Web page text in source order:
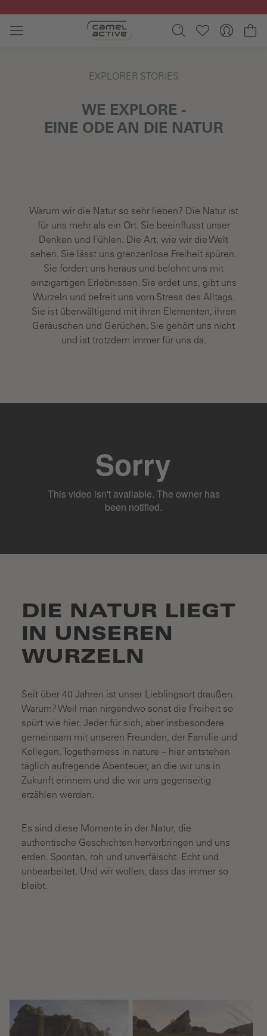
Zum Hauptinhalt springen
EXPLORER STORIES
WE EXPLORE -
EINE ODE AN DIE NATUR
Warum wir die Natur so sehr lieben? Die Natur ist
für uns mehr als ein Ort. Sie beeinflusst unser
Denken und Fühlen. Die Art, wie wir die Welt
sehen. Sie lässt uns grenzenlose Freiheit spüren.
Sie fordert uns heraus und belohnt uns mit
einzigartigen Erlebnissen. Sie erdet uns, gibt uns
Wurzeln und befreit uns vom Stress des Alltags.
Sie ist überwältigend mit ihren Elementen, ihren
Geräuschen und Gerüchen. Sie gehört uns nicht
und ist trotzdem immer für uns da.
DIE NATUR LIEGT
IN UNSEREN
WURZELN
Seit über 40 Jahren ist unser Lieblingsort draußen.
Warum? Weil man nirgendwo sonst die Freiheit so
spürt wie hier. Jeder für sich, aber insbesondere
gemeinsam mit unseren Freunden, der Familie und
Kollegen. Togetherness in nature – hier entstehen
täglich aufregende Abenteuer, an die wir uns in
Zukunft erinnern und die wir uns gegenseitig
erzählen werden.
Es sind diese Momente in der Natur, die
authentische Geschichten hervorbringen und uns
erden. Spontan, roh und unverfälscht. Echt und
unbearbeitet. Und wir wollen, dass das immer so
bleibt.